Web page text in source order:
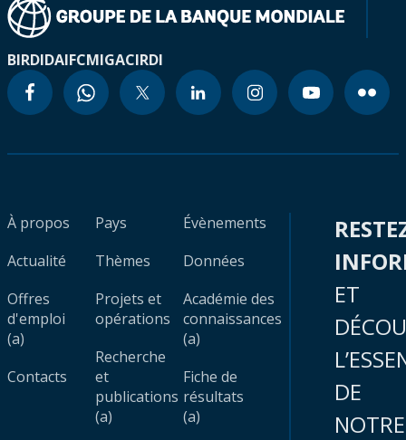
BIRDIDAIFCMIGACIRDI
À propos
Actualité
Offres
d'emploi
(a)
Contacts
Pays
Thèmes
Projets et
opérations
Recherche
et
publications
(a)
Évènements
Données
Académie des
connaissances
(a)
Fiche de
résultats
(a)
ET
DE
NOTRE